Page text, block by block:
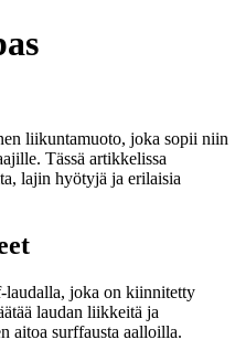
liikuntamuoto, joka sopii niin
Tässä artikkelissa
lajin hyötyjä ja erilaisia
laudalla, joka on kiinnitetty
laudan liikkeitä ja
aitoa surffausta aalloilla.